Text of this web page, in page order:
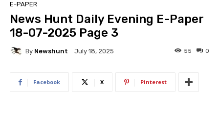
E-PAPER
News Hunt Daily Evening E-Paper
18-07-2025 Page 3
By Newshunt July 18, 2025 0
55
Facebook X Pinterest